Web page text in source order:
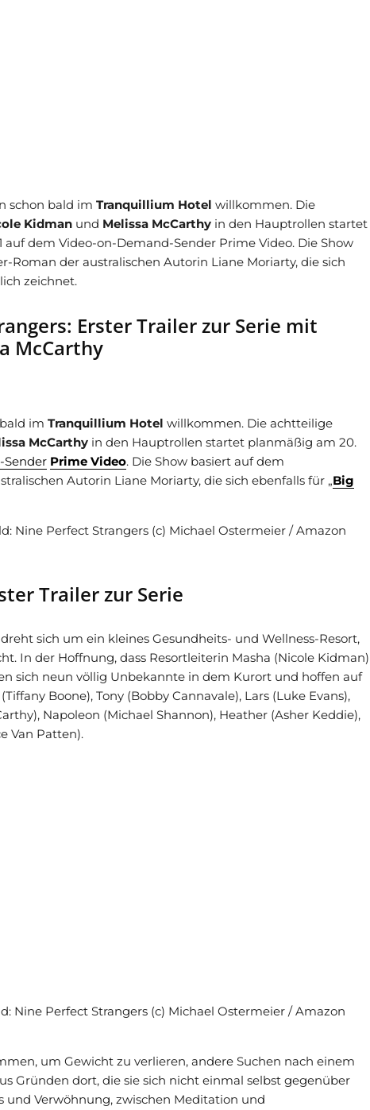
schon bald im Tranquillium Hotel willkommen. Die
Kidman und Melissa McCarthy in den Hauptrollen startet
dem Video-on-Demand-Sender Prime Video. Die Show
Roman der australischen Autorin Liane Moriarty, die sich
zeichnet.
Erster Trailer zur Serie mit
McCarthy
im Tranquillium Hotel willkommen. Die achtteilige
McCarthy in den Hauptrollen startet planmäßig am 20.
Sender Prime Video. Die Show basiert auf dem
Autorin Liane Moriarty, die sich ebenfalls für „Big
Nine Perfect Strangers (c) Michael Ostermeier / Amazon
Trailer zur Serie
dreht sich um ein kleines Gesundheits- und Wellness-Resort,
In der Hoffnung, dass Resortleiterin Masha (Nicole Kidman)
sich neun völlig Unbekannte in dem Kurort und hoffen auf
Boone), Tony (Bobby Cannavale), Lars (Luke Evans),
Napoleon (Michael Shannon), Heather (Asher Keddie),
Van Patten).
Nine Perfect Strangers (c) Michael Ostermeier / Amazon
um Gewicht zu verlieren, andere Suchen nach einem
Gründen dort, die sie sich nicht einmal selbst gegenüber
Verwöhnung, zwischen Meditation und